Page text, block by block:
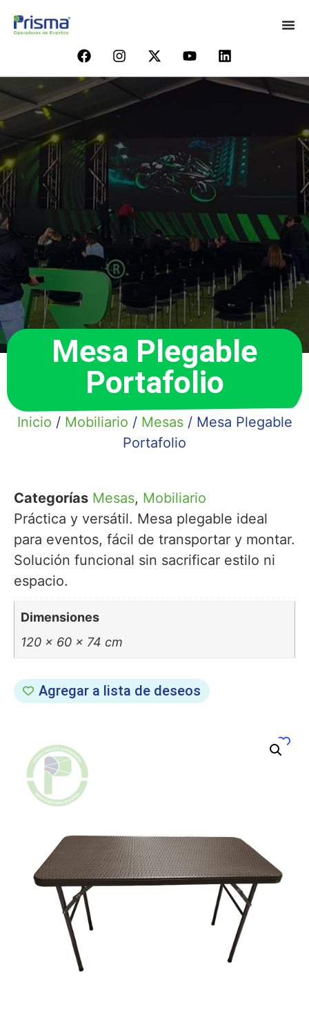
Mesa Plegable
Portafolio
Inicio / Mobiliario / Mesas/ Mesa Plegable
Portafolio
Categorías Mesas, Mobiliario
Práctica y versátil. Mesa plegable ideal
para eventos, fácil de transportar y montar.
Solución funcional sin sacrificar estilo ni
espacio.
Dimensiones
120 × 60 × 74 cm
Agregar a lista de deseos